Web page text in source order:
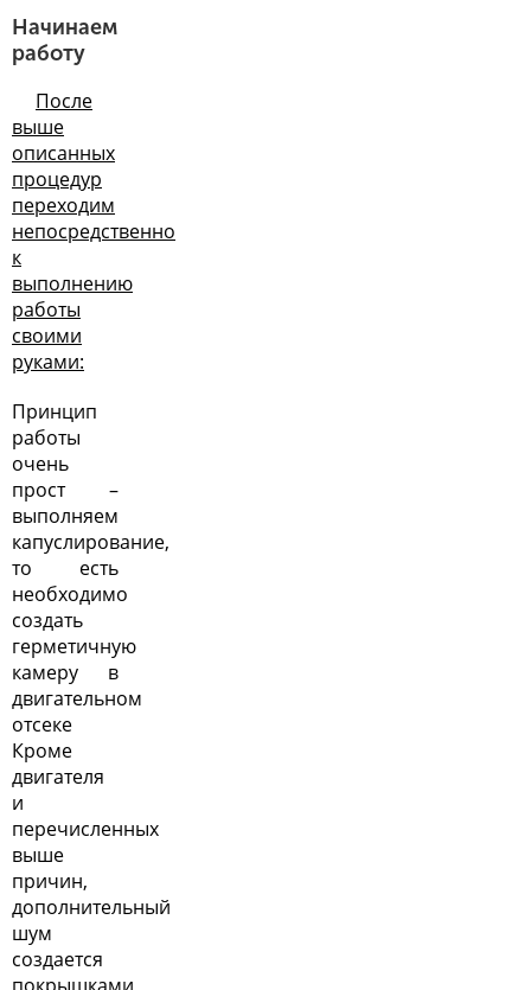
Начинаем
работу
После
выше
описанных
процедур
переходим
непосредственно
к
выполнению
работы
своими
руками:
Принцип
работы
очень
прост –
выполняем
капуслирование,
то есть
необходимо
создать
герметичную
камеру в
двигательном
отсеке
Кроме
двигателя
и
перечисленных
выше
причин,
дополнительный
шум
создается
покрышками